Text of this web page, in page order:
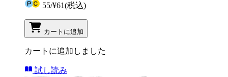
55/¥61(税込)
カートに追加
カートに追加しました
試し読み